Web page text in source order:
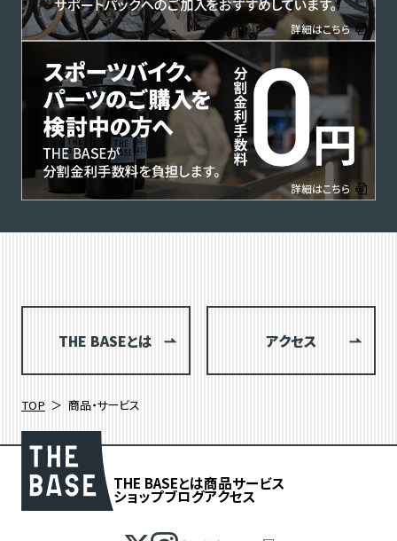
THE BASEとは アクセス
TOP 商品・サービス
THE BASEとは商品サービス
ショップブログアクセス